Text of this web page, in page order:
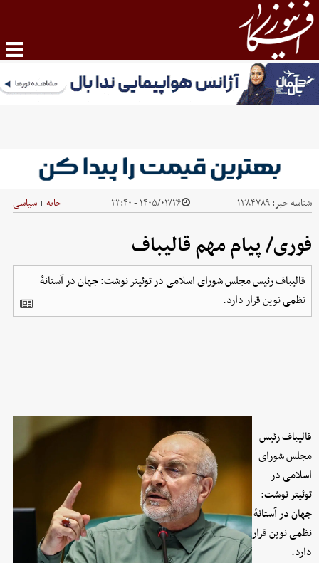
شناسه خبر:۱۳۸۴۷۸۹ ۱۴۰۵/۰۲/۲۶ - ۲۳:۴۰ خانه | سیاسی
فوری/ پیام مهم قالیباف
قالیباف رئیس مجلس شورای اسلامی در توئیتر نوشت: جهان در آستانهٔ
نظمی نوین قرار دارد.
قالیباف رئیس
مجلس شورای
اسلامی در
توئیتر نوشت:
جهان در آستانهٔ
نظمی نوین قرار
دارد.